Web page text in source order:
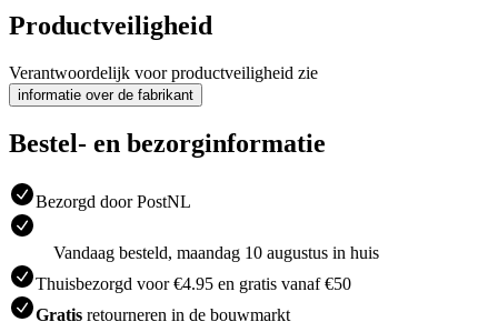
Productveiligheid
Verantwoordelijk voor productveiligheid zie
informatie over de fabrikant
Bestel- en bezorginformatie
Bezorgd door PostNL
Vandaag besteld, maandag 10 augustus in huis
Thuisbezorgd voor €4.95 en gratis vanaf €50
Gratis retourneren in de bouwmarkt